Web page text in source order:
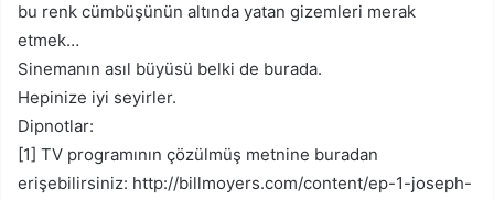
bu renk cümbüşünün altında yatan gizemleri merak
etmek…
Sinemanın asıl büyüsü belki de burada.
Hepinize iyi seyirler.
Dipnotlar:
[1] TV programının çözülmüş metnine buradan
erişebilirsiniz: http://billmoyers.com/content/ep-1-joseph-